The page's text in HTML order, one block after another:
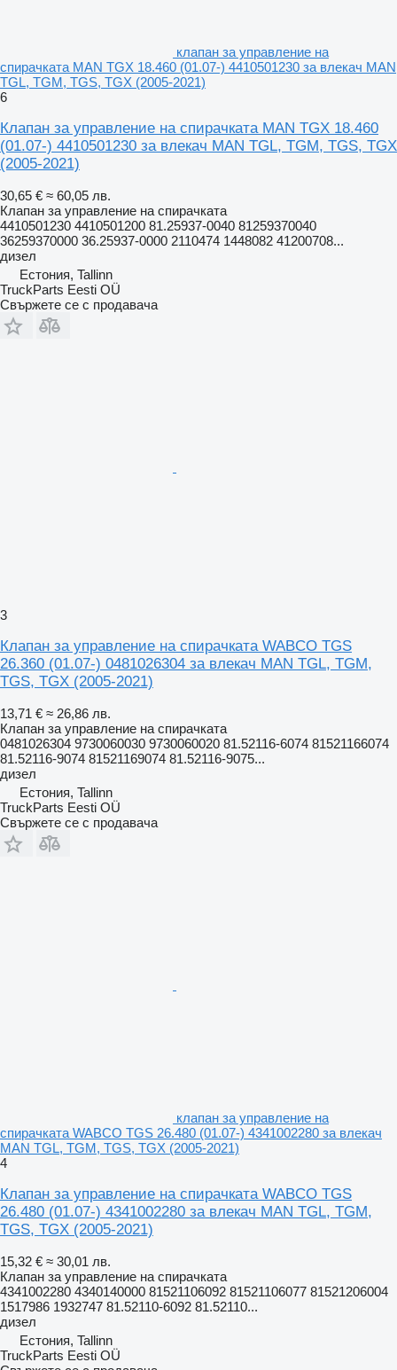
клапан за управление на
спирачката MAN TGX 18.460 (01.07-) 4410501230 за влекач MAN
TGL, TGM, TGS, TGX (2005-2021)
6
Клапан за управление на спирачката MAN TGX 18.460
(01.07-) 4410501230 за влекач MAN TGL, TGM, TGS, TGX
(2005-2021)
30,65 € ≈ 60,05 лв.
Клапан за управление на спирачката
4410501230 4410501200 81.25937-0040 81259370040
36259370000 36.25937-0000 2110474 1448082 41200708...
дизел
Естония, Tallinn
TruckParts Eesti OÜ
Свържете се с продавача
3
Клапан за управление на спирачката WABCO TGS
26.360 (01.07-) 0481026304 за влекач MAN TGL, TGM,
TGS, TGX (2005-2021)
13,71 € ≈ 26,86 лв.
Клапан за управление на спирачката
0481026304 9730060030 9730060020 81.52116-6074 81521166074
81.52116-9074 81521169074 81.52116-9075...
дизел
Естония, Tallinn
TruckParts Eesti OÜ
Свържете се с продавача
клапан за управление на
спирачката WABCO TGS 26.480 (01.07-) 4341002280 за влекач
MAN TGL, TGM, TGS, TGX (2005-2021)
4
Клапан за управление на спирачката WABCO TGS
26.480 (01.07-) 4341002280 за влекач MAN TGL, TGM,
TGS, TGX (2005-2021)
15,32 € ≈ 30,01 лв.
Клапан за управление на спирачката
4341002280 4340140000 81521106092 81521106077 81521206004
1517986 1932747 81.52110-6092 81.52110...
дизел
Естония, Tallinn
TruckParts Eesti OÜ